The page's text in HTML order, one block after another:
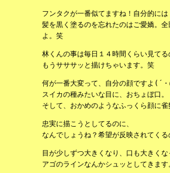
フンタクが一番似てますね！自分的には
髪を黒く塗るのを忘れたのはご愛嬌。
よ。笑
林くんの事は毎日１４時間くらい見てる
もうサササッと描けちゃいます。笑
何が一番大変って、自分の顔ですよ(´
スイカの種みたいな目に、おちょぼ口。
そして、おかめのようなふっくら顔に
忠実に描こうとしてるのに、
なんでしょうね？希望が反映されてく
目が少しずつ大きくなり、口も大きくな
アゴのラインなんかシュッとしてきます